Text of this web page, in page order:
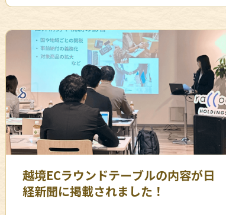
越境ECラウンドテーブルの内容が日
経新聞に掲載されました！